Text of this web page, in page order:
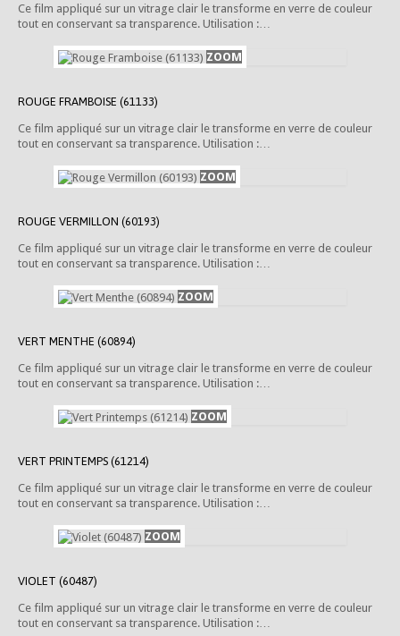
Ce film appliqué sur un vitrage clair le transforme en verre de couleur
tout en conservant sa transparence. Utilisation :…
ROUGE FRAMBOISE (61133)
Ce film appliqué sur un vitrage clair le transforme en verre de couleur
tout en conservant sa transparence. Utilisation :…
ROUGE VERMILLON (60193)
Ce film appliqué sur un vitrage clair le transforme en verre de couleur
tout en conservant sa transparence. Utilisation :…
VERT MENTHE (60894)
Ce film appliqué sur un vitrage clair le transforme en verre de couleur
tout en conservant sa transparence. Utilisation :…
VERT PRINTEMPS (61214)
Ce film appliqué sur un vitrage clair le transforme en verre de couleur
tout en conservant sa transparence. Utilisation :…
VIOLET (60487)
Ce film appliqué sur un vitrage clair le transforme en verre de couleur
tout en conservant sa transparence. Utilisation :…